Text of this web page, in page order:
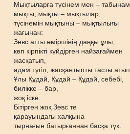
Мықтыларға түсінем мен – табынам,
мықты, мықты – мықтылар,
түсінемін мықтыны – мықтылығы
жағынан:
Зевс атты әміршінің даңқы ұлы,
көп кірпікті күйдірген найзағаймен
жасқатып,
адам түгіл, жасқантыпты тасты атып.
Ұлы Құдай, Құдай – Құдай, себебі,
билікке – бар,
жоқ іске.
Бітірген жоқ Зевс те
қарауындағы халқына
тырнағын батырғаннан басқа түк.